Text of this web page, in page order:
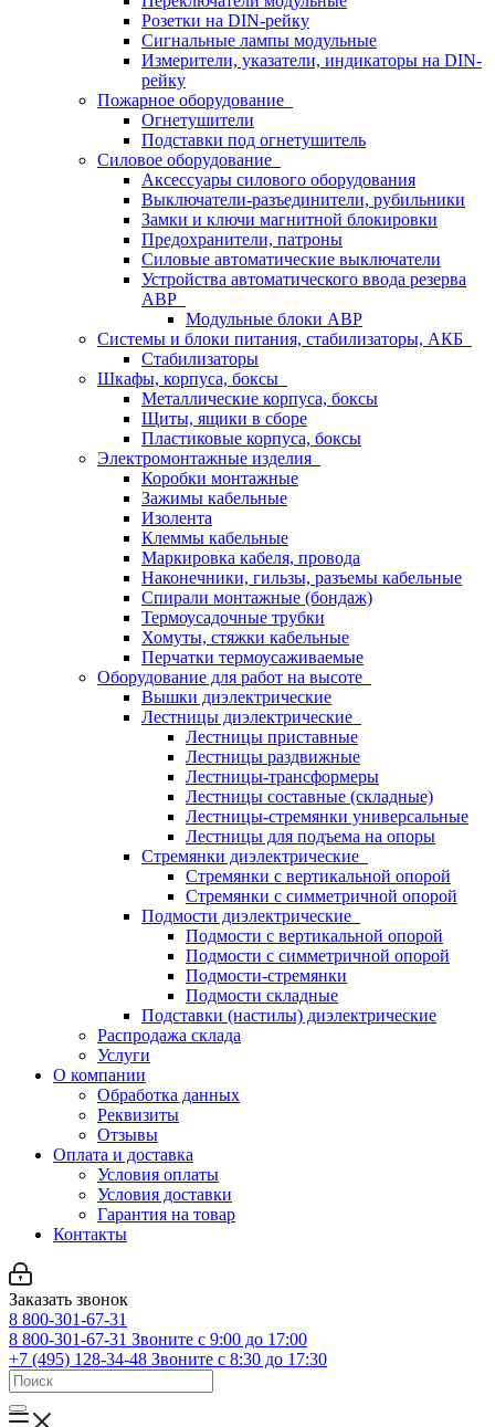
Розетки на DIN-рейку
Сигнальные лампы модульные
Измерители, указатели, индикаторы на DIN-
рейку
Пожарное оборудование
Огнетушители
Подставки под огнетушитель
Силовое оборудование
Аксессуары силового оборудования
Выключатели-разъединители, рубильники
Замки и ключи магнитной блокировки
Предохранители, патроны
Силовые автоматические выключатели
Устройства автоматического ввода резерва
АВР
Модульные блоки АВР
Системы и блоки питания, стабилизаторы, АКБ
Стабилизаторы
Шкафы, корпуса, боксы
Металлические корпуса, боксы
Щиты, ящики в сборе
Пластиковые корпуса, боксы
Электромонтажные изделия
Коробки монтажные
Зажимы кабельные
Изолента
Клеммы кабельные
Маркировка кабеля, провода
Наконечники, гильзы, разъемы кабельные
Спирали монтажные (бондаж)
Термоусадочные трубки
Хомуты, стяжки кабельные
Перчатки термоусаживаемые
Оборудование для работ на высоте
Вышки диэлектрические
Лестницы диэлектрические
Лестницы приставные
Лестницы раздвижные
Лестницы-трансформеры
Лестницы составные (складные)
Лестницы-стремянки универсальные
Лестницы для подъема на опоры
Стремянки диэлектрические
Стремянки с вертикальной опорой
Стремянки с симметричной опорой
Подмости диэлектрические
Подмости с вертикальной опорой
Подмости с симметричной опорой
Подмости-стремянки
Подмости складные
Подставки (настилы) диэлектрические
Распродажа склада
Услуги
О компании
Обработка данных
Реквизиты
Отзывы
Оплата и доставка
Условия оплаты
Условия доставки
Гарантия на товар
Контакты
Заказать звонок
8 800-301-67-31
8 800-301-67-31 Звоните с 9:00 до 17:00
+7 (495) 128-34-48 Звоните с 8:30 до 17:30